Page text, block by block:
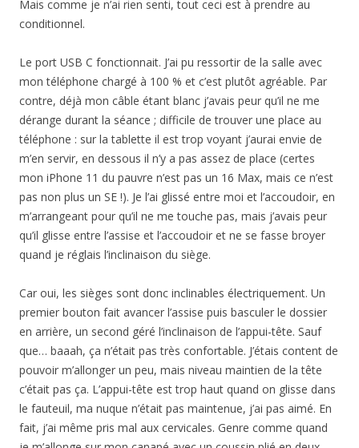
Mais comme je n’ai rien senti, tout ceci est à prendre au
conditionnel.
Le port USB C fonctionnait. J’ai pu ressortir de la salle avec
mon téléphone chargé à 100 % et c’est plutôt agréable. Par
contre, déjà mon câble étant blanc j’avais peur qu’il ne me
dérange durant la séance ; difficile de trouver une place au
téléphone : sur la tablette il est trop voyant j’aurai envie de
m’en servir, en dessous il n’y a pas assez de place (certes
mon iPhone 11 du pauvre n’est pas un 16 Max, mais ce n’est
pas non plus un SE !). Je l’ai glissé entre moi et l’accoudoir, en
m’arrangeant pour qu’il ne me touche pas, mais j’avais peur
qu’il glisse entre l’assise et l’accoudoir et ne se fasse broyer
quand je réglais l’inclinaison du siège.
Car oui, les sièges sont donc inclinables électriquement. Un
premier bouton fait avancer l’assise puis basculer le dossier
en arrière, un second géré l’inclinaison de l’appui-tête. Sauf
que… baaah, ça n’était pas très confortable. J’étais content de
pouvoir m’allonger un peu, mais niveau maintien de la tête
c’était pas ça. L’appui-tête est trop haut quand on glisse dans
le fauteuil, ma nuque n’était pas maintenue, j’ai pas aimé. En
fait, j’ai même pris mal aux cervicales. Genre comme quand